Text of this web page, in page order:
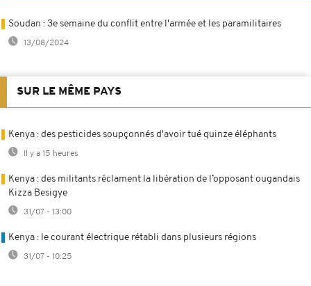
Soudan : 3e semaine du conflit entre l'armée et les paramilitaires
13/08/2024
SUR LE MÊME PAYS
Kenya : des pesticides soupçonnés d'avoir tué quinze éléphants
Il y a 15 heures
Kenya : des militants réclament la libération de l’opposant ougandais
Kizza Besigye
31/07 - 13:00
Kenya : le courant électrique rétabli dans plusieurs régions
31/07 - 10:25